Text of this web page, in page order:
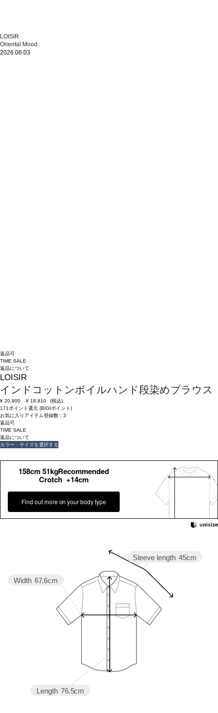
LOISIR
Oriental Mood
2026.06.03
返品可
TIME SALE
返品について
LOISIR
インドコットンボイルハンド段染めブラウス
¥ 20,900 ¥ 18,810
(税込)
171ポイント還元 (BIGIポイント)
お気に入りアイテム登録数： 3
返品可
TIME SALE
返品について
カラー・サイズを選択する
158cm 51kgRecommended
Crotch +14cm
Find out more on your body type
Sleeve length 45cm
Length 76.5cm
Width 67.6cm